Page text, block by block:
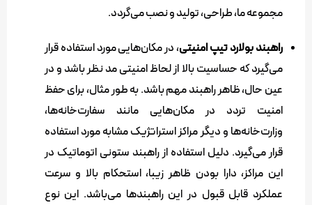
مجموعه ما، طراحی، تولید و نصب می‌گردد.
راهبند بولارد تیپ امنیتی، در مکان‌هایی مورد استفاده قرار
می‌گیرد که حساسیت بالا از لحاظ امنیتی مد نظر باشد و در
عین حال، ظاهر راهبند مهم باشد. به طور مثال، برای حفظ
امنیت تردد در مکان‌هایی مانند سفارت‌خانه‌ها،
وزارت‌خانه‌ها و دیگر مراکز استراتژیک مشابه مورد استفاده
قرار می‌گیرد. دلیل استفاده از راهبند ستونی اتوماتیک در
این مراکز، دارا بودن ظاهر زیبا، استحکام بالا و سرعت
عملکرد قابل قبول در این راهبندها می‌باشد. این نوع